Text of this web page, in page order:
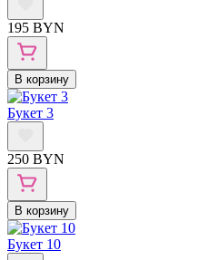
195 BYN
В корзину
Букет 3
250 BYN
В корзину
Букет 10